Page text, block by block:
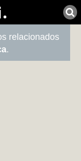
relacionados
.